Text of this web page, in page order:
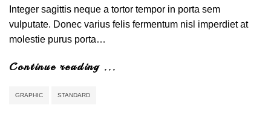
Integer sagittis neque a tortor tempor in porta sem
vulputate. Donec varius felis fermentum nisl imperdiet at
molestie purus porta…
Continue reading ...
GRAPHIC STANDARD